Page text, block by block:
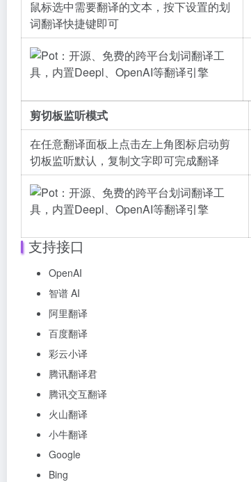
鼠标选中需要翻译的文本，按下设置的划
词翻译快捷键即可
剪切板监听模式
在任意翻译面板上点击左上角图标启动剪
切板监听默认，复制文字即可完成翻译
支持接口
OpenAI
智谱 AI
阿里翻译
百度翻译
彩云小译
腾讯翻译君
腾讯交互翻译
火山翻译
小牛翻译
Google
Bing